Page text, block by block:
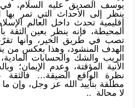
يوسف الصديق عليه السلام، في
ينظر إلى الأحداث التي تمر بها
إقليمية تحدث داخل العالم
المحيطة، فإنه ينظر بعين الثقة
تصب في طريق الخير، وأنها
الهدف المنشود، وهذا بعكس من
الريب والشك والحسابات
الآنية المؤقتة، وعدم الإيمان؛
نظرة الواقع الضيقة… فالثقة
مطلقة بتأييد الله عز وجل، وإن
لا محالة ..